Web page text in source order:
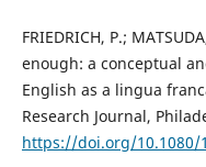
FRIEDRICH, P.;
enough: a conceptual
English as a lingua
Research Journal,
https://doi.org/10.1080/